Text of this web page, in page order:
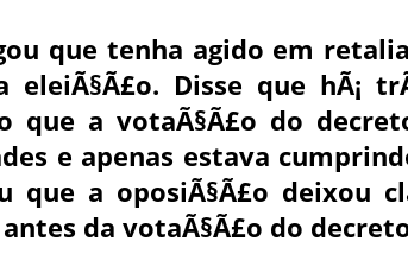
que tenha agido em
eleiÃ§Ã£o. Disse que hÃ¡
que a votaÃ§Ã£o do
e apenas estava
que a oposiÃ§Ã£o deixou
da votaÃ§Ã£o do